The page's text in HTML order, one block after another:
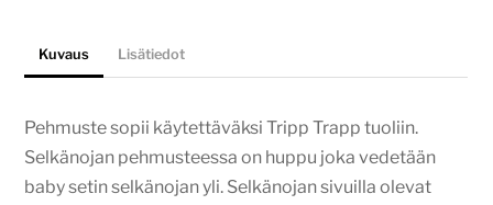
Kuvaus Lisätiedot
Pehmuste sopii käytettäväksi Tripp Trapp tuoliin.
Selkänojan pehmusteessa on huppu joka vedetään
baby setin selkänojan yli. Selkänojan sivuilla olevat